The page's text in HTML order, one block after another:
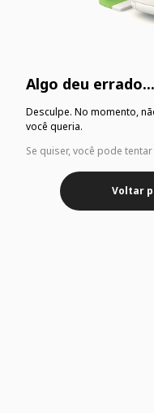
Algo deu errado...
Desculpe. No momento,
você queria.
Se quiser, você pode
Voltar